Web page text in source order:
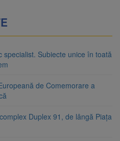
specialist. Subiecte unice în toată
de Comemorare a
Duplex 91, de lângă Piața